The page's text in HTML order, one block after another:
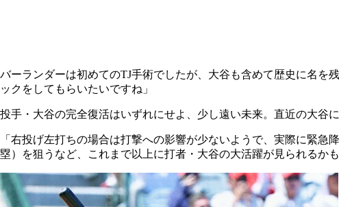
バーランダーは初めてのTJ手術でしたが、大谷も含めて歴史に名
ックをしてもらいたいですね」
投手・大谷の完全復活はいずれにせよ、少し遠い未来。直近の大谷
「右投げ左打ちの場合は打撃への影響が少ないようで、実際に緊
塁）を狙うなど、これまで以上に打者・大谷の大活躍が見られるかも